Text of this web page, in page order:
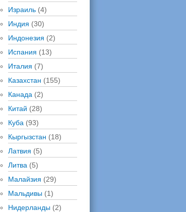
Израиль (4)
Индия (30)
Индонезия (2)
Испания (13)
Италия (7)
Казахстан (155)
Канада (2)
Китай (28)
Куба (93)
Кыргызстан (18)
Латвия (5)
Литва (5)
Малайзия (29)
Мальдивы (1)
Нидерланды (2)